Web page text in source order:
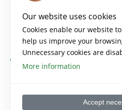
problema?
De que forma a escuta
empatia?
Ação
no lugar dos outros.
Our website uses cookies
Cookies enable our website
help us improve your
Unnecessary cookies are
More information
Accept